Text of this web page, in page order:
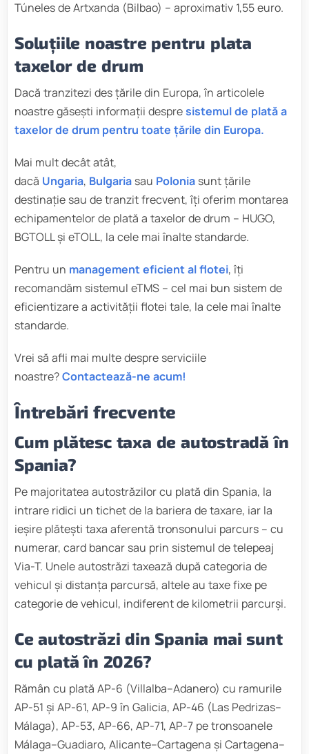
Túneles de Artxanda (Bilbao) – aproximativ 1,55 euro.
Soluțiile noastre pentru plata
taxelor de drum
Dacă tranzitezi des țările din Europa, în articolele
noastre găsești informații despresistemul de plată a
taxelor de drum pentru toate țările din Europa.
Mai mult decât atât,
dacă Ungaria, Bulgaria sau Polonia sunt țările
destinație sau de tranzit frecvent, îți oferim montarea
echipamentelor de plată a taxelor de drum – HUGO,
BGTOLL și eTOLL, la cele mai înalte standarde.
Pentru un management eficient al flotei, îți
recomandăm sistemul eTMS – cel mai bun sistem de
eficientizare a activității flotei tale, la cele mai înalte
standarde.
Vrei să afli mai multe despre serviciile
noastre?Contactează-ne acum!
Întrebări frecvente
Cum plătesc taxa de autostradă în
Spania?
Pe majoritatea autostrăzilor cu plată din Spania, la
intrare ridici un tichet de la bariera de taxare, iar la
ieșire plătești taxa aferentă tronsonului parcurs – cu
numerar, card bancar sau prin sistemul de telepeaj
Via-T. Unele autostrăzi taxează după categoria de
vehicul și distanța parcursă, altele au taxe fixe pe
categorie de vehicul, indiferent de kilometrii parcurși.
Ce autostrăzi din Spania mai sunt
cu plată în 2026?
Rămân cu plată AP-6 (Villalba–Adanero) cu ramurile
AP-51 și AP-61, AP-9 în Galicia, AP-46 (Las Pedrizas–
Málaga), AP-53, AP-66, AP-71, AP-7 pe tronsoanele
Málaga–Guadiaro, Alicante–Cartagena și Cartagena–